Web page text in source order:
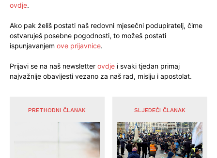
ovdje.
Ako pak želiš postati naš redovni mjesečni podupiratelj, čime
ostvaruješ posebne pogodnosti, to možeš postati
ispunjavanjem ove prijavnice.
Prijavi se na naš newsletter ovdje i svaki tjedan primaj
najvažnije obavijesti vezano za naš rad, misiju i apostolat.
PRETHODNI ČLANAK SLJEDEĆI ČLANAK